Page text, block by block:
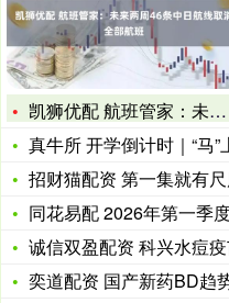
凯狮优配 航班管家：未来两周46条中日航线取消全部航班
真牛所 开学倒计时｜“马
招财猫配资 第一集就有
同花易配 2026年第一季度
诚信双盈配资 科兴水痘
奕道配资 国产新药BD趋势转